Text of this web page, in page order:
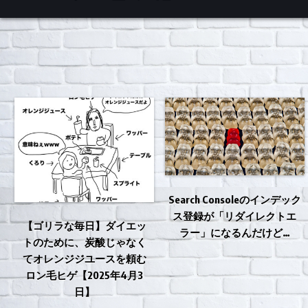
くろチャンネル
【ゴリラな毎日】ダイエッ
トのために、炭酸じゃなく
てオレンジジユースを頼む
ロン毛ヒゲ【2025年4月3
日】
Search Consoleのインデック
ス登録が「リダイレクトエ
ラー」になるんだけど…